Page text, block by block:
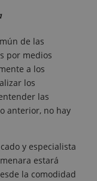
de las
por medios
a los
los
las
anterior, no hay
y especialista
estará
la comodidad